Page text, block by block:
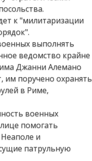
к "милитаризации
выполнять
ведомство крайне
Джанни Алемано
им поручено охранять
в Риме,
военных
помогать
и
патрульную